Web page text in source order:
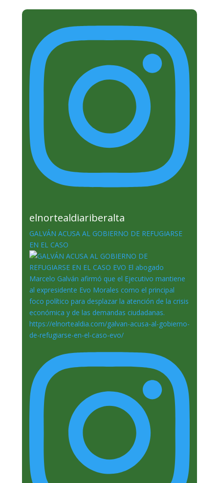
elnortealdiariberalta
GALVÁN ACUSA AL GOBIERNO DE REFUGIARSE
EN EL CASO